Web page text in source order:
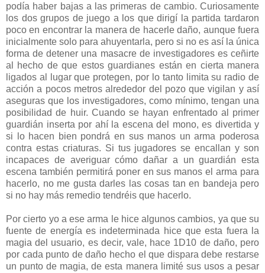
podía haber bajas a las primeras de cambio. Curiosamente
los dos grupos de juego a los que dirigí la partida tardaron
poco en encontrar la manera de hacerle daño, aunque fuera
inicialmente solo para ahuyentarla, pero si no es así la única
forma de detener una masacre de investigadores es ceñirte
al hecho de que estos guardianes están en cierta manera
ligados al lugar que protegen, por lo tanto limita su radio de
acción a pocos metros alrededor del pozo que vigilan y así
aseguras que los investigadores, como mínimo, tengan una
posibilidad de huir. Cuando se hayan enfrentado al primer
guardián inserta por ahí la escena del mono, es divertida y
si lo hacen bien pondrá en sus manos un arma poderosa
contra estas criaturas. Si tus jugadores se encallan y son
incapaces de averiguar cómo dañar a un guardián esta
escena también permitirá poner en sus manos el arma para
hacerlo, no me gusta darles las cosas tan en bandeja pero
si no hay más remedio tendréis que hacerlo.
Por cierto yo a ese arma le hice algunos cambios, ya que su
fuente de energía es indeterminada hice que esta fuera la
magia del usuario, es decir, vale, hace 1D10 de daño, pero
por cada punto de daño hecho el que dispara debe restarse
un punto de magia, de esta manera limité sus usos a pesar